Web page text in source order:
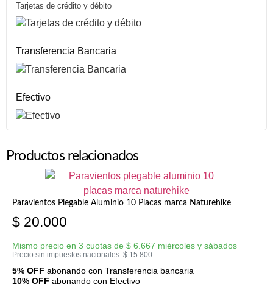
Tarjetas de crédito y débito
Transferencia Bancaria
Efectivo
Productos relacionados
Paravientos Plegable Aluminio 10 Placas marca Naturehike
$ 20.000
Mismo precio en 3 cuotas de $ 6.667 miércoles y sábados
Precio sin impuestos nacionales: $ 15.800
5% OFF abonando con Transferencia bancaria
10% OFF abonando con Efectivo